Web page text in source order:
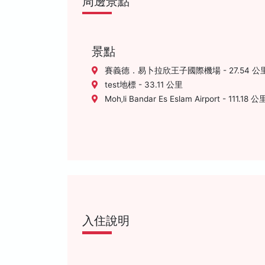
景點
賽義德．易卜拉欣王子國際機場 - 27.54 公
test地標 - 33.11 公里
Moh‚li Bandar Es Eslam Airport - 111.18 公
入住說明